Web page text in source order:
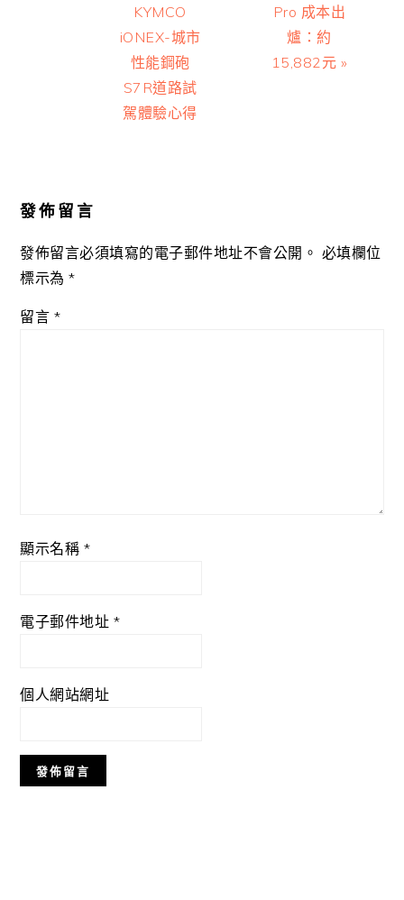
Post:
KYMCO
iONEX-城市
性能鋼砲
S7R道路試
駕體驗心得
Post:
Pro 成本出
爐：約
15,882元 »
發佈留言
發佈留言必須填寫的電子郵件地址不會公開。 必填欄位
標示為*
留言 *
顯示名稱 *
電子郵件地址 *
個人網站網址